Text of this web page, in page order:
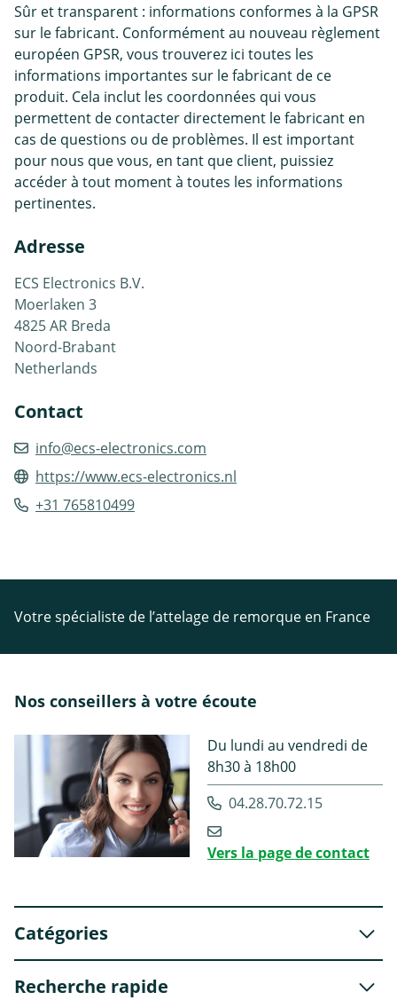
Sûr et transparent : informations conformes à la GPSR
sur le fabricant. Conformément au nouveau règlement
européen GPSR, vous trouverez ici toutes les
informations importantes sur le fabricant de ce
produit. Cela inclut les coordonnées qui vous
permettent de contacter directement le fabricant en
cas de questions ou de problèmes. Il est important
pour nous que vous, en tant que client, puissiez
accéder à tout moment à toutes les informations
pertinentes.
Adresse
ECS Electronics B.V.
Moerlaken 3
4825 AR Breda
Noord-Brabant
Netherlands
Contact
info@ecs-electronics.com
https://www.ecs-electronics.nl
+31 765810499
Votre spécialiste de l’attelage de remorque en France
Nos conseillers à votre écoute
Du lundi au vendredi de
8h30 à 18h00
04.28.70.72.15
Vers la page de contact
Catégories
Recherche rapide